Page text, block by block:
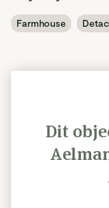
Farmhouse
Dit